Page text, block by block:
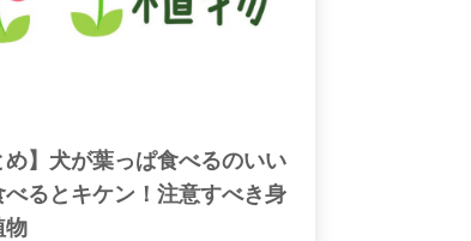
め】犬が葉っぱ食べるのいい
べるとキケン！注意すべき身
物